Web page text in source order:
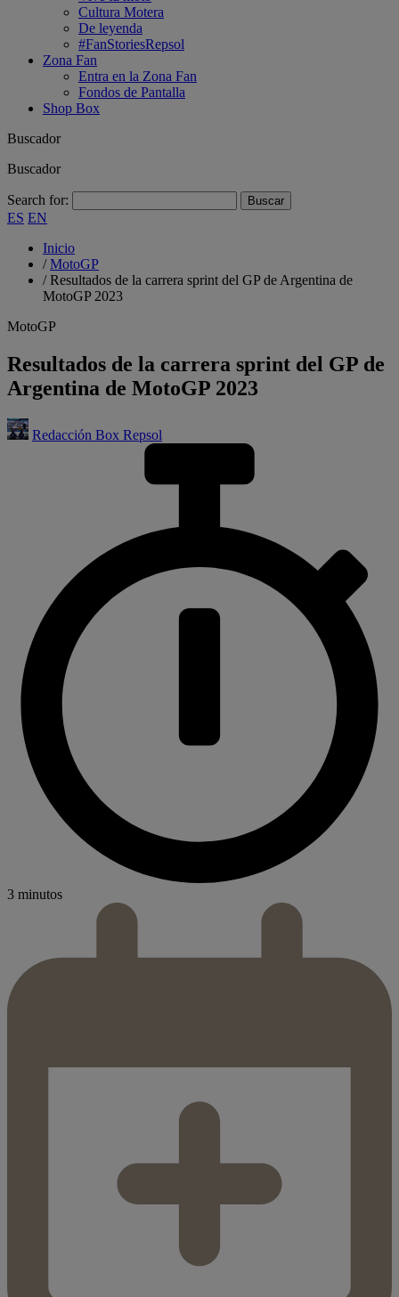
Cultura Motera
De leyenda
#FanStoriesRepsol
Zona Fan
Entra en la Zona Fan
Fondos de Pantalla
Shop Box
Buscador
Buscador
Search for:
ES EN
Inicio
/MotoGP
/Resultados de la carrera sprint del GP de Argentina de
MotoGP 2023
MotoGP
Resultados de la carrera sprint del GP de
Argentina de MotoGP 2023
Redacción Box Repsol
3 minutos